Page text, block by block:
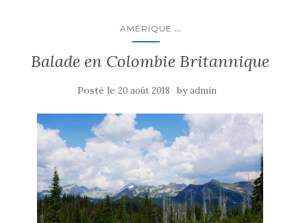
AMÉRIQUE ...
Balade en Colombie Britannique
Posté le 20 août 2018 byadmin